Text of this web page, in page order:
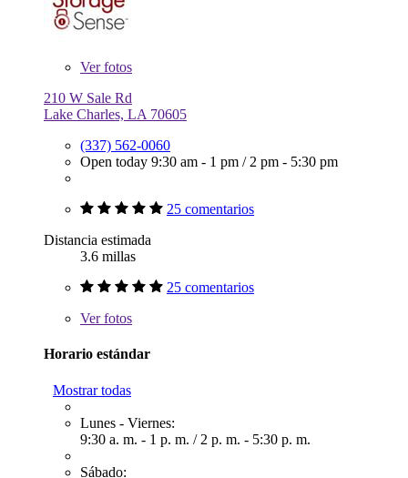
Verfotos
210 W Sale Rd
Lake Charles, LA 70605
(337) 562-0060
Open today 9:30 am - 1 pm / 2 pm - 5:30 pm
25 comentarios
Distancia estimada
3.6 millas
25 comentarios
Verfotos
Horario estándar
Mostrar todas
Lunes - Viernes:
9:30 a. m. - 1 p. m. / 2 p. m. - 5:30 p. m.
Sábado: